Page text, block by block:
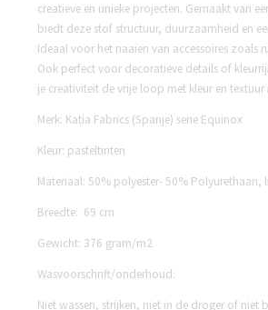
creatieve en unieke projecten. Gemaakt van
biedt deze stof structuur, duurzaamheid en
Ideaal voor het naaien van accessoires zoals
Ook perfect voor decoratieve details of
je creativiteit de vrije loop met kleur en
Merk: Katia Fabrics (Spanje) serie Equinox
Kleur: pasteltinten
Materiaal: 50% polyester- 50% Polyurethaan,
Breedte: 69 cm
Gewicht: 376 gram/m2
Wasvoorschrift/onderhoud:
Niet wassen, strijken, niet in de droger of niet